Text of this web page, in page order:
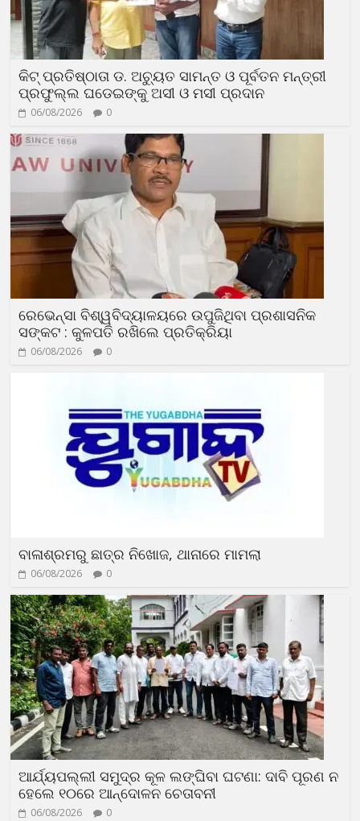
କିଟ୍ ପ୍ରତିଷ୍ଠାତା ଡ. ଅଚ୍ୟୁତ ସାମନ୍ତ ଓ ପୂର୍ବତନ ମନ୍ତ୍ରୀ
ପ୍ରଫୁଲ୍ଲ ଘଡେଇଙ୍କୁ ଅସୀ ଓ ମସୀ ପ୍ରଦାନ
06/08/2026 0
ରେଭେନ୍ସା ବିଶ୍ୱବିଦ୍ୟାଳୟରେ ଉପୁଜିଥିବା ପ୍ରଶାସନିକ
ସଙ୍କଟ : କୁଳପତି ରଖିଲେ ପ୍ରତିକ୍ରିୟା
06/08/2026 0
ବାଳାଶ୍ରମରୁ ଛାତ୍ର ନିଖୋଜ, ଥାନାରେ ମାମଲା
06/08/2026 0
ଆର୍ଯ୍ୟପଲ୍ଲୀ ସମୁଦ୍ର କୂଳ ଲଙ୍ଘିବା ଘଟଣା: ଦାବି ପୂରଣ ନ
ହେଲେ ୧୦ରେ ଆନ୍ଦୋଳନ ଚେତାବନୀ
06/08/2026 0